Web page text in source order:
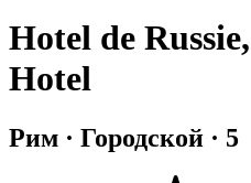
Hotel de
Hotel
Рим · Городской · 5